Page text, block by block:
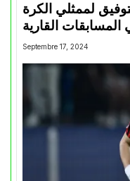
لممثلي الكرة
Septembre 17, 2024